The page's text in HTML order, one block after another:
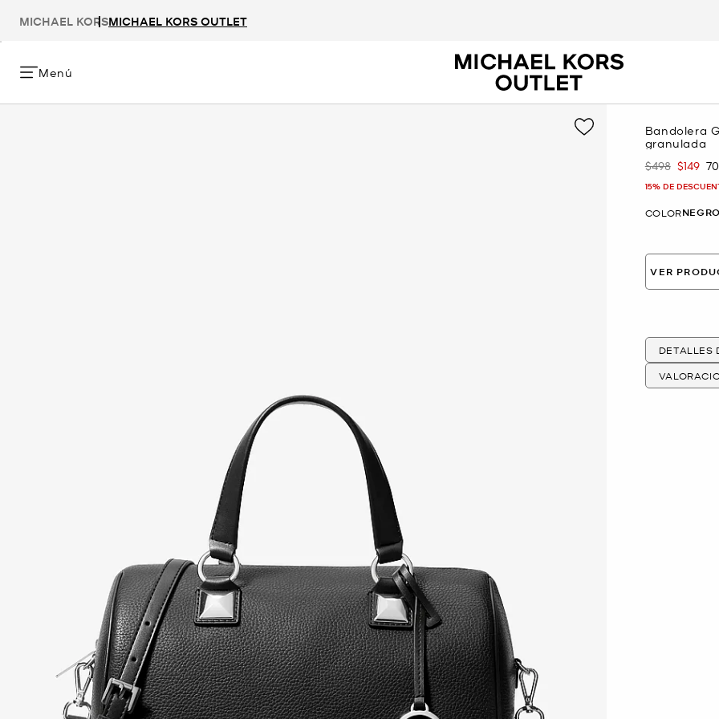
MICHAEL KORSMICHAEL KORS OUTLET
Menú
Bandolera
granulada
Era
$498 Ahora
$149
15% DE
COLOR
VER
DETALLES